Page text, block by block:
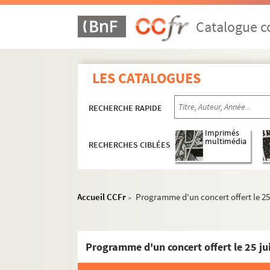
Catalogue
LES CATALOGUES
RECHERCHE RAPIDE
RECHERCHES CIBLÉES
Imprimés
multimédia
Accueil CCFr > Programme d'un concert offert le
Programme d'un concert offert le 25
Réceptions données par ou pour les
Réceptions données par le ministère des
Réceptions et voyages présidentiels
504QO/11. Présidents Félix Faure,
504QO/12. Président Armand Fallières